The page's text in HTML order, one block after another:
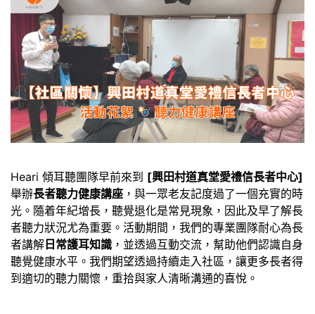
Heari 傾耳聽團隊早前來到 [興田村道真堂愛禮信長者中心]
舉辦長者聽力健康講座 ，與一眾老友記度過了一個充實的時
光。隨着年紀增長，聽覺退化是常見現象，因此及早了解長
者聽力狀況尤為重要。活動期間，我們的專業團隊耐心為長
者講解 日常護耳知識 ，並透過互動交流，幫助他們認識自身
聽覺健康水平。我們期望透過持續走入社區，讓更多長者得
到適切的聽力關懷，重拾與家人清晰溝通的喜悅。